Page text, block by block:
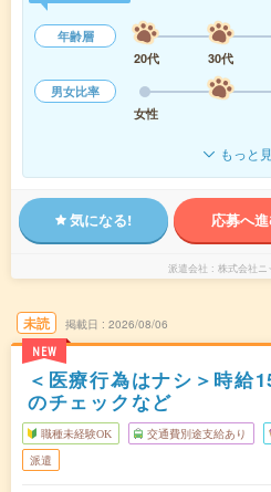
年齢層
20代
30代
男女比率
女性
もっと
気になる! 応募へ
派遣会社 株式会社ニ
未読
NEW
掲載日 2026/08/06
＜医療行為はナシ＞時給
のチェックなど
職種未経験OK 交通費別途支給あり
派遣